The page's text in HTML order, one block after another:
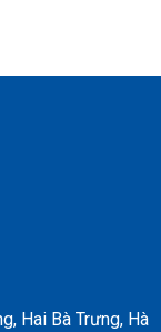
Hai Bà Trưng, Hà